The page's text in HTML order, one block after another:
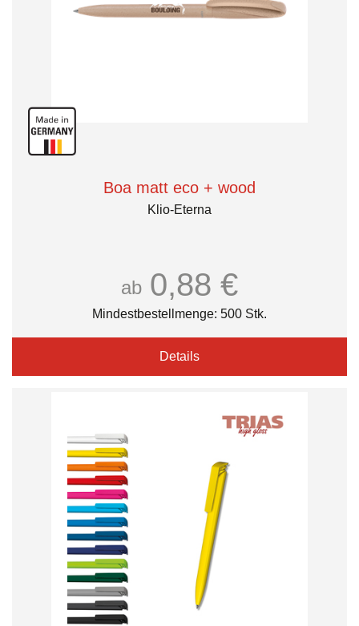
Boa matt eco + wood
Klio-Eterna
ab 0,88 €
Mindestbestellmenge: 500 Stk.
Details